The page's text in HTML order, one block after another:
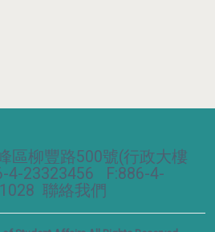
區柳豐路500號(行政大樓
4-23323456 F:886-4-
聯絡我們